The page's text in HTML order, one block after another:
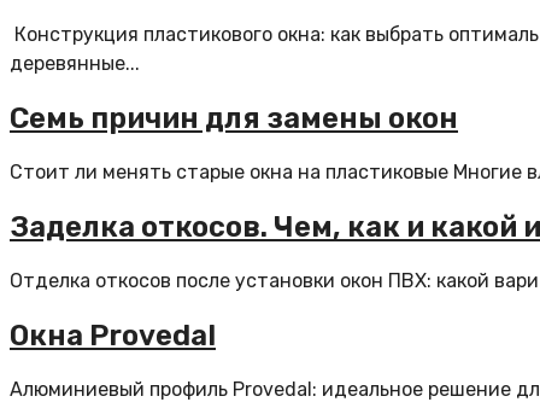
Конструкция пластикового окна: как выбрать
деревянные...
Семь причин для замены окон
Стоит ли менять старые окна на пластиковые
Заделка откосов. Чем, как и какой
Отделка откосов после установки окон ПВХ: какой
Окна Provedal
Алюминиевый профиль Provedal: идеальное решение